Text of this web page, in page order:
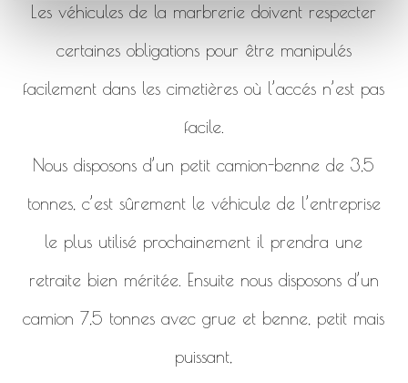
Les véhicules de la marbrerie doivent respecter
certaines obligations pour être manipulés
facilement dans les cimetières où l’accés n’est pas
facile.
Nous disposons d’un petit camion-benne de 3,5
tonnes, c’est sûrement le véhicule de l’entreprise
le plus utilisé prochainement il prendra une
retraite bien méritée. Ensuite nous disposons d’un
camion 7,5 tonnes avec grue et benne, petit mais
puissant,